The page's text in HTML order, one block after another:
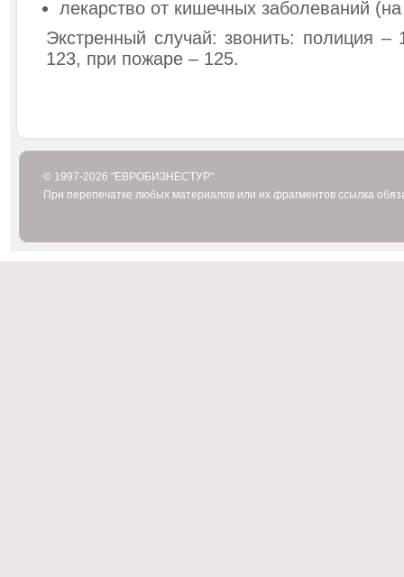
лекарство от кишечных заболеваний
Экстренный случай: звонить: полиция
123, при пожаре – 125.
© 1997-2026 "ЕВРОБИЗНЕСТУР"
При перепечатке любых материалов или их фрагментов ссылка